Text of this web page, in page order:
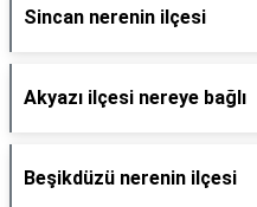
Sincan nerenin ilçesi
Akyazı ilçesi nereye bağlı
Beşikdüzü nerenin ilçesi